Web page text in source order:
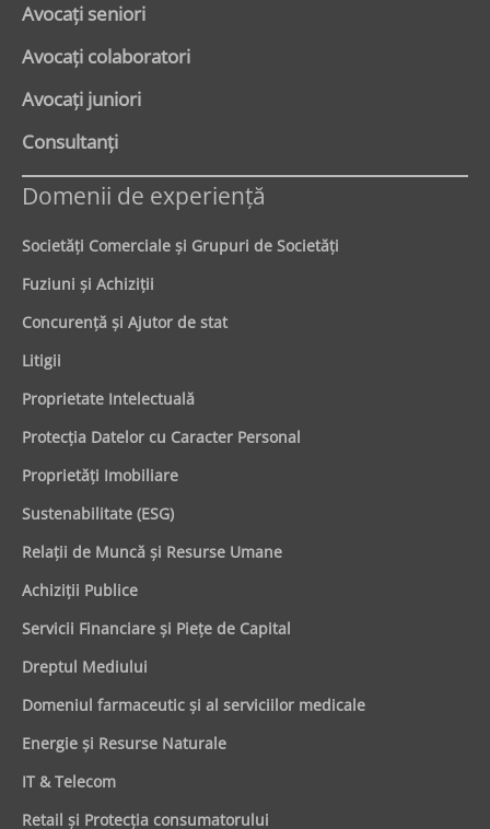
Avocaţi seniori
Avocaţi colaboratori
Avocaţi juniori
Consultanți
Domenii de experienţă
Societăţi Comerciale şi Grupuri de Societăţi
Fuziuni şi Achiziţii
Concurenţă şi Ajutor de stat
Litigii
Proprietate Intelectuală
Protecţia Datelor cu Caracter Personal
Proprietăţi Imobiliare
Sustenabilitate (ESG)
Relaţii de Muncă şi Resurse Umane
Achiziţii Publice
Servicii Financiare şi Pieţe de Capital
Dreptul Mediului
Domeniul farmaceutic și al serviciilor medicale
Energie şi Resurse Naturale
IT & Telecom
Retail şi Protecţia consumatorului